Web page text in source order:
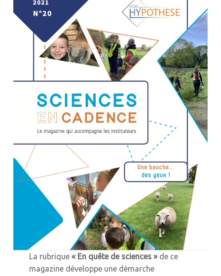
La rubrique « En quête de sciences » de ce
magazine développe une démarche